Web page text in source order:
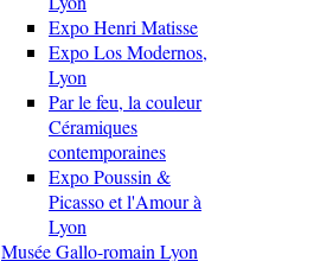
Expo Henri Matisse
Expo Los Modernos,
Lyon
Par le feu, la couleur
Céramiques
contemporaines
Expo Poussin &
Picasso et l'Amour à
Lyon
Musée Gallo-romain Lyon